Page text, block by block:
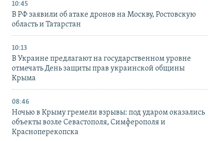
10:45
В РФ заявили об атаке дронов на Москву, Ростовскую
область и Татарстан
10:13
В Украине предлагают на государственном уровне
отмечать День защиты прав украинской общины
Крыма
08:46
Ночью в Крыму гремели взрывы: под ударом оказались
объекты возле Севастополя, Симферополя и
Красноперекопска